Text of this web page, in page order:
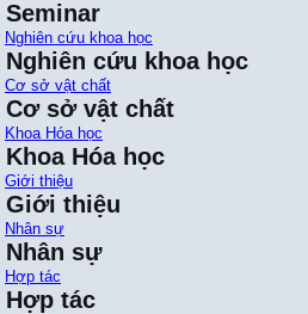
Seminar
Nghiên cứu khoa học
Nghiên cứu khoa học
Cơ sở vật chất
Cơ sở vật chất
Khoa Hóa học
Khoa Hóa học
Giới thiệu
Giới thiệu
Nhân sự
Nhân sự
Hợp tác
Hợp tác